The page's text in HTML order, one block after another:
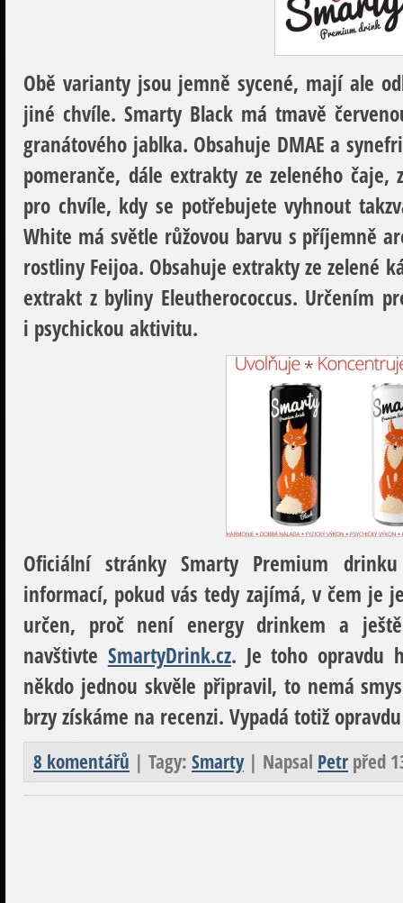
Obě varianty jsou jemně sycené, mají ale
jiné chvíle. Smarty Black má tmavě
granátového jablka. Obsahuje DMAE a
pomeranče, dále extrakty ze zeleného
pro chvíle, kdy se potřebujete vyhnout
White má světle růžovou barvu s příjemně
rostliny Feijoa. Obsahuje extrakty ze zelené
extrakt z byliny Eleutherococcus. Určením
i psychickou aktivitu.
Oficiální stránky Smarty Premium
informací, pokud vás tedy zajímá, v čem je
určen, proč není energy drinkem a
navštivte SmartyDrink.cz. Je toho opravdu
někdo jednou skvěle připravil, to nemá
brzy získáme na recenzi. Vypadá totiž
8 komentářů | Tagy: Smarty| Napsal Petr před